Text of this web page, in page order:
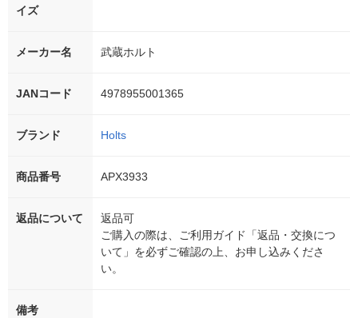
イズ
メーカー名 武蔵ホルト
JANコード 4978955001365
ブランド Holts
商品番号 APX3933
返品について
返品可
ご購入の際は、ご利用ガイド「返品・交換につ
いて」を必ずご確認の上、お申し込みくださ
い。
備考